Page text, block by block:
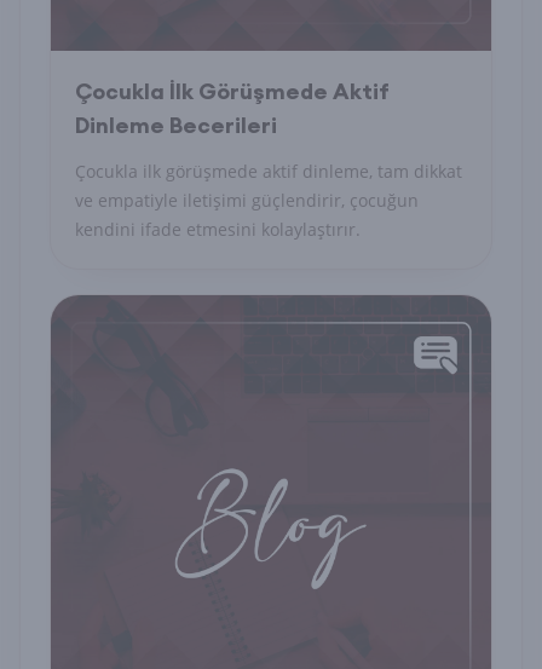
Çocukla İlk Görüşmede Aktif
Dinleme Becerileri
Çocukla ilk görüşmede aktif dinleme, tam dikkat
ve empatiyle iletişimi güçlendirir, çocuğun
kendini ifade etmesini kolaylaştırır.